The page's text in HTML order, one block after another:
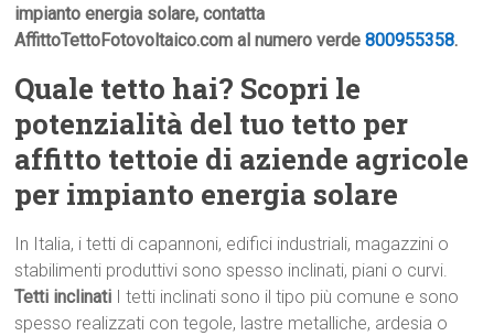
impianto energia solare, contatta
AffittoTettoFotovoltaico.com al numero verde800955358.
Quale tetto hai? Scopri le
potenzialità del tuo tetto per
affitto tettoie di aziende agricole
per impianto energia solare
In Italia, i tetti di capannoni, edifici industriali, magazzini o
stabilimenti produttivi sono spesso inclinati, piani o curvi.
Tetti inclinati I tetti inclinati sono il tipo più comune e sono
spesso realizzati con tegole, lastre metalliche, ardesia o